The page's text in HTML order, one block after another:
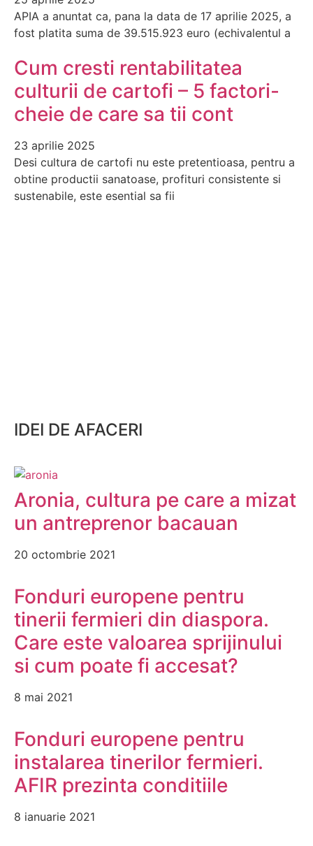
APIA a anuntat ca, pana la data de 17 aprilie 2025, a
fost platita suma de 39.515.923 euro (echivalentul a
Cum cresti rentabilitatea
culturii de cartofi – 5 factori-
cheie de care sa tii cont
23 aprilie 2025
Desi cultura de cartofi nu este pretentioasa, pentru a
obtine productii sanatoase, profituri consistente si
sustenabile, este esential sa fii
IDEI DE AFACERI
Aronia, cultura pe care a mizat
un antreprenor bacauan
20 octombrie 2021
Fonduri europene pentru
tinerii fermieri din diaspora.
Care este valoarea sprijinului
si cum poate fi accesat?
8 mai 2021
Fonduri europene pentru
instalarea tinerilor fermieri.
AFIR prezinta conditiile
8 ianuarie 2021